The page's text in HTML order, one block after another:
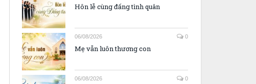
Hôn lễ cùng đấng tình quân
06/08/2026 0
Mẹ vẫn luôn thương con
06/08/2026 0